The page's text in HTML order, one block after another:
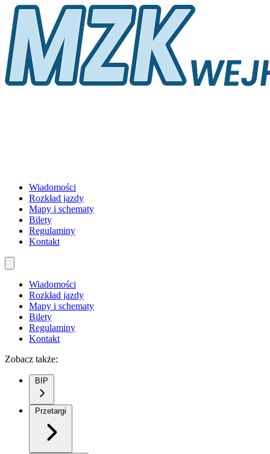
Wiadomości
Rozkład jazdy
Mapy i schematy
Bilety
Regulaminy
Kontakt
Wiadomości
Rozkład jazdy
Mapy i schematy
Bilety
Regulaminy
Kontakt
Zobacz także:
BIP
Przetargi